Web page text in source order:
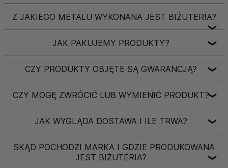
Z JAKIEGO METALU WYKONANA JEST BIŻUTERIA?
❯
JAK PAKUJEMY PRODUKTY? ❯
CZY PRODUKTY OBJĘTE SĄ GWARANCJĄ? ❯
CZY MOGĘ ZWRÓCIĆ LUB WYMIENIĆ PRODUKT?❯
JAK WYGLĄDA DOSTAWA I ILE TRWA? ❯
SKĄD POCHODZI MARKA I GDZIE PRODUKOWANA
JEST BIŻUTERIA?
❯